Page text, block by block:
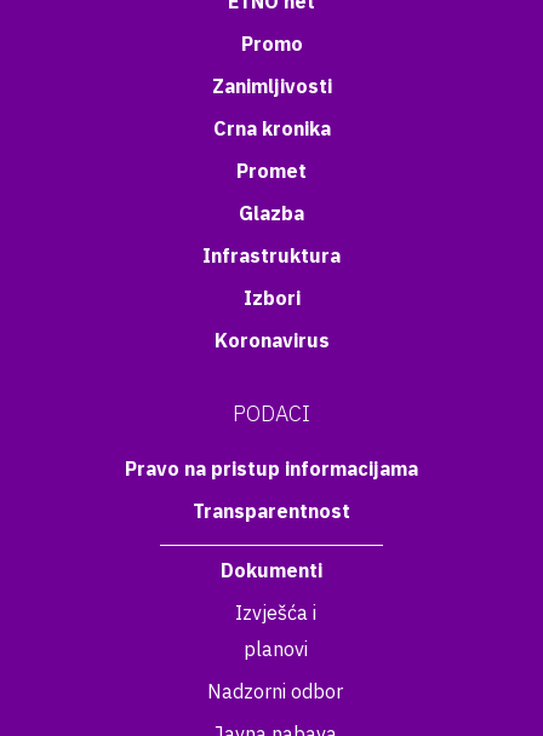
Promo
Zanimljivosti
Crna kronika
Promet
Glazba
Infrastruktura
Izbori
Koronavirus
PODACI
Pravo na pristup informacijama
Transparentnost
Dokumenti
Izvješća i
planovi
Nadzorni odbor